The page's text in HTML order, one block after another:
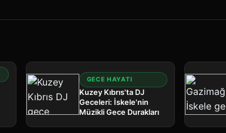
GECE HAYATI
Kuzey Kıbrıs'ta DJ
Geceleri: İskele'nin
Müzikli Gece Durakları